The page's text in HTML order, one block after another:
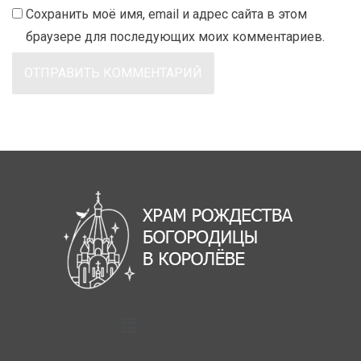
Сохранить моё имя, email и адрес сайта в этом
браузере для последующих моих комментариев.